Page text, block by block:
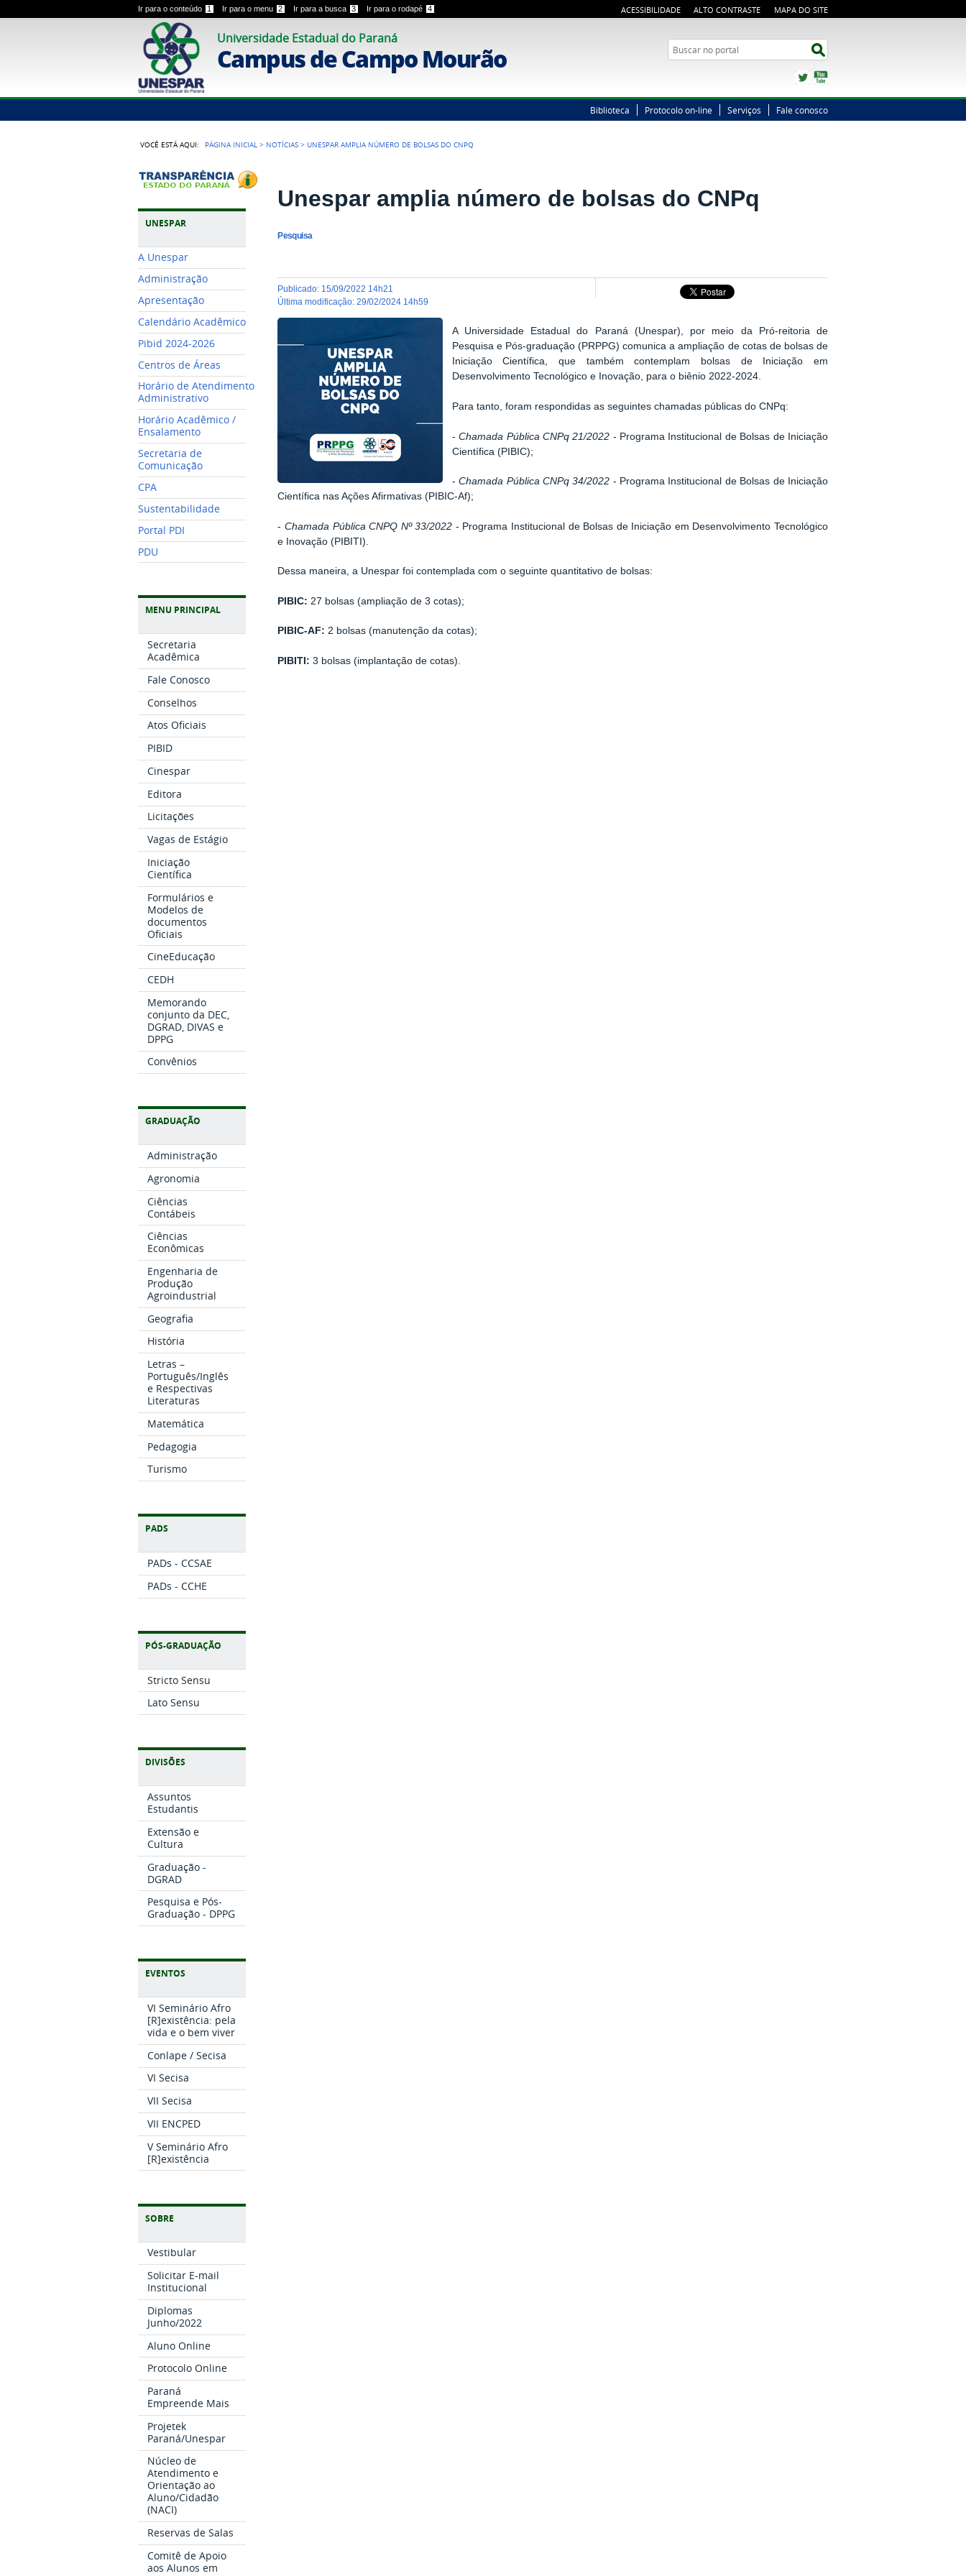
Ir para o conteúdo 1 Ir para o menu 2 Ir para a busca 3 Ir para o rodapé 4 ACESSIBILIDADE ALTO CONTRASTE MAPA DO SITE
Universidade Estadual do Paraná
Campus de Campo Mourão Busca
Twitter
Biblioteca Protocolo on-line Serviços Fale conosco
VOCÊ ESTÁ AQUI: PÁGINA INICIAL > NOTÍCIAS > UNESPAR AMPLIA NÚMERO DE BOLSAS DO CNPQ
UNESPAR
A Unespar
Administração
Apresentação
Calendário Acadêmico
Pibid 2024-2026
Centros de Áreas
Horário de Atendimento
Administrativo
Horário Acadêmico /
Ensalamento
Secretaria de
Comunicação
CPA
Sustentabilidade
Portal PDI
PDU
MENU PRINCIPAL
Secretaria
Acadêmica
Fale Conosco
Conselhos
Atos Oficiais
PIBID
Cinespar
Editora
Licitações
Vagas de Estágio
Iniciação
Científica
Formulários e
Modelos de
documentos
Oficiais
CineEducação
CEDH
Memorando
conjunto da DEC,
DGRAD, DIVAS e
DPPG
Convênios
GRADUAÇÃO
Administração
Agronomia
Ciências
Contábeis
Ciências
Econômicas
Engenharia de
Produção
Agroindustrial
Geografia
História
Letras –
Português/Inglês
e Respectivas
Literaturas
Matemática
Pedagogia
Turismo
PADS
PADs - CCSAE
PADs - CCHE
PÓS-GRADUAÇÃO
Stricto Sensu
Lato Sensu
DIVISÕES
Assuntos
Estudantis
Extensão e
Cultura
Graduação -
DGRAD
Pesquisa e Pós-
Graduação - DPPG
EVENTOS
VI Seminário Afro
[R]existência: pela
vida e o bem viver
Conlape / Secisa
VI Secisa
VII Secisa
VII ENCPED
V Seminário Afro
[R]existência
SOBRE
Vestibular
Solicitar E-mail
Institucional
Diplomas
Junho/2022
Aluno Online
Protocolo Online
Paraná
Empreende Mais
Projetek
Paraná/Unespar
Núcleo de
Atendimento e
Orientação ao
Aluno/Cidadão
(NACI)
Reservas de Salas
Comitê de Apoio
aos Alunos em
Unespar amplia número de bolsas do CNPq
Pesquisa
publicado: 15/09/2022 14h21
última modificação:29/02/2024 14h59
A Universidade Estadual do Paraná (Unespar), por meio da Pró-reitoria de
Pesquisa e Pós-graduação (PRPPG) comunica a ampliação de cotas de bolsas de
Iniciação Científica, que também contemplam bolsas de Iniciação em
Desenvolvimento Tecnológico e Inovação, para o biênio 2022-2024.
Para tanto, foram respondidas as seguintes chamadas públicas do CNPq:
-Chamada Pública CNPq 21/2022 - Programa Institucional de Bolsas de Iniciação
Científica (PIBIC);
-Chamada Pública CNPq 34/2022 - Programa Institucional de Bolsas de Iniciação
Científica nas Ações Afirmativas (PIBIC-Af);
- Chamada Pública CNPQ Nº 33/2022 - Programa Institucional de Bolsas de Iniciação em Desenvolvimento Tecnológico
e Inovação (PIBITI).
Dessa maneira, a Unespar foi contemplada com o seguinte quantitativo de bolsas:
PIBIC: 27 bolsas (ampliação de 3 cotas);
PIBIC-AF: 2 bolsas (manutenção da cotas);
PIBITI: 3 bolsas (implantação de cotas).